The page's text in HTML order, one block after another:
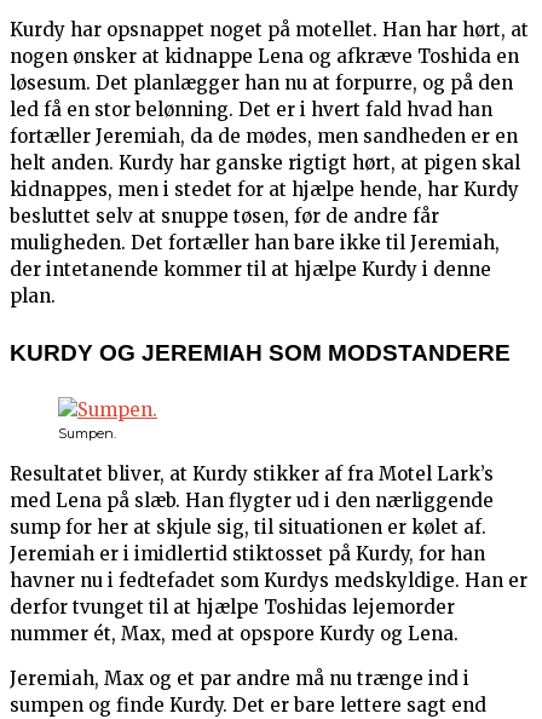
Kurdy har opsnappet noget på motellet. Han har hørt, at
nogen ønsker at kidnappe Lena og afkræve Toshida en
løsesum. Det planlægger han nu at forpurre, og på den
led få en stor belønning. Det er i hvert fald hvad han
fortæller Jeremiah, da de mødes, men sandheden er en
helt anden. Kurdy har ganske rigtigt hørt, at pigen skal
kidnappes, men i stedet for at hjælpe hende, har Kurdy
besluttet selv at snuppe tøsen, før de andre får
muligheden. Det fortæller han bare ikke til Jeremiah,
der intetanende kommer til at hjælpe Kurdy i denne
plan.
KURDY OG JEREMIAH SOM MODSTANDERE
Sumpen.
Resultatet bliver, at Kurdy stikker af fra Motel Lark’s
med Lena på slæb. Han flygter ud i den nærliggende
sump for her at skjule sig, til situationen er kølet af.
Jeremiah er i imidlertid stiktosset på Kurdy, for han
havner nu i fedtefadet som Kurdys medskyldige. Han er
derfor tvunget til at hjælpe Toshidas lejemorder
nummer ét, Max, med at opspore Kurdy og Lena.
Jeremiah, Max og et par andre må nu trænge ind i
sumpen og finde Kurdy. Det er bare lettere sagt end